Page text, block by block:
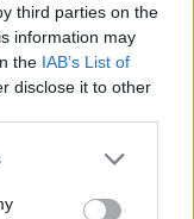
third parties on the
information may
the IAB’s List of
disclose it to other
or more Google
You may click to
Ποια ΑΦΜ